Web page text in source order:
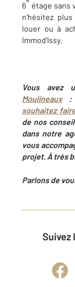
6
étage sans
n'hésitez
louer ou à
Immod'Issy.
Vous avez
Moulineaux
:
souhaitez
de nos
dans notre
vous
projet. À très
Parlons de
Suivez l’actualité immobilière et